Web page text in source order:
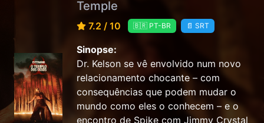
Temple
7.2 / 10 🇧🇷 PT-BR 📄 SRT
Sinopse:
Dr. Kelson se vê envolvido num novo
relacionamento chocante – com
consequências que podem mudar o
mundo como eles o conhecem – e o
encontro de Spike com Jimmy Crystal